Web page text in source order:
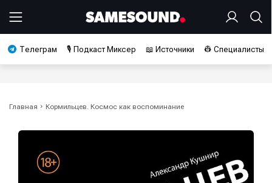
Телеграм 🎙️ Подкаст Миксер 📖 Источники 👷 Специалисты
Главная Кормильцев. Космос как воспоминание